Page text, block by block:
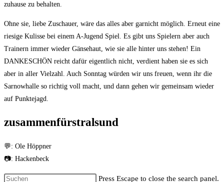
zuhause zu behalten.
Ohne sie, liebe Zuschauer, wäre das alles aber garnicht möglich. Erneut eine
riesige Kulisse bei einem A-Jugend Spiel. Es gibt uns Spielern aber auch
Trainern immer wieder Gänsehaut, wie sie alle hinter uns stehen! Ein
DANKESCHÖN reicht dafür eigentlich nicht, verdient haben sie es sich
aber in aller Vielzahl. Auch Sonntag würden wir uns freuen, wenn ihr die
Sarnowhalle so richtig voll macht, und dann gehen wir gemeinsam wieder
auf Punktejagd.
zusammenfürstralsund
💬: Ole Höppner
📷: Hackenbeck
Press Escape to close the search panel.